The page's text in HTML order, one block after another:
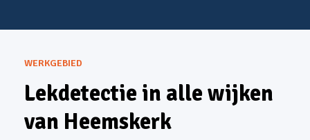
WERKGEBIED
Lekdetectie in alle wijken
van Heemskerk